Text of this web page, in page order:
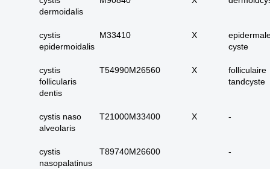
slokdarm tot anus
23. tractus digestivus
galblaas, galwegen en
24. dunne darm totaal
dermoidalis
cystis
epidermoidalis
M33410 X
cyste
cystis
follicularis
dentis
T54990M26560 X
folliculaire
tandcyste
cystis naso
alveolaris
T21000M33400 X -
cystis
nasopalatinus
T89740M26600 -